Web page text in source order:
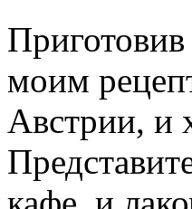
моим
Австрии, и